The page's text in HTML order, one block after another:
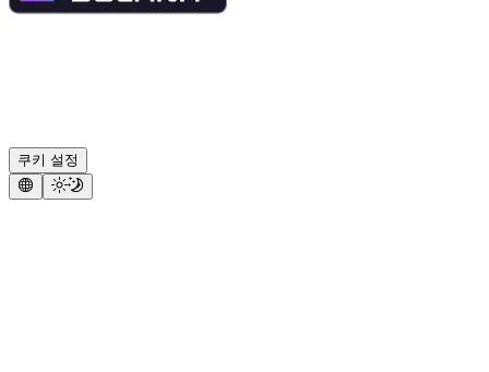
쿠키 설정